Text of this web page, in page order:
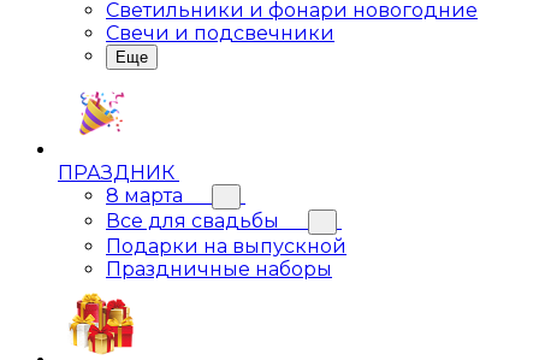
Светильники и фонари новогодние
Свечи и подсвечники
Еще
ПРАЗДНИК
8 марта
Все для свадьбы
Подарки на выпускной
Праздничные наборы